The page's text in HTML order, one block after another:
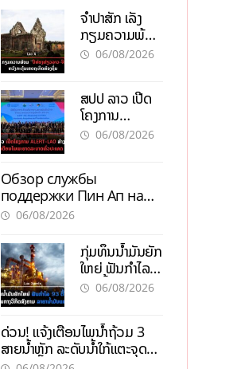
ຈຳປາສັກ ເລັ່ງ
ກຽມຄວາມພ້ອມ
“ປີທ່ອງທ່ຽວ
ເສດຖະກິດ
ທ້ອງຖິ່ນ
06/08/2026
ສປປ ລາວ ເປີດ
ໂຄງການ
ALERT-LAO
ລະບາດທົ່ວ
ປະເທດ
06/08/2026
Обзор службы
поддержки Пин Ап на
официальном сайте с
информацией
06/08/2026
ກຸ່ມທຶນນ້ຳມັນຍັກ
ໃຫຍ່ ຟັນກຳໄລ
93 ຕື້ໂດລາ
ນໍ້າມັນແພງ
06/08/2026
ດ່ວນ! ແຈ້ງເຕືອນໄພນໍ້າຖ້ວມ 3
ສາຍນໍ້າຫຼັກ ລະດັບນໍ້າໃກ້ແຕະຈຸດ
ອັນຕະລາຍ